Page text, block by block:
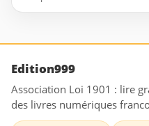
Edition999
Association Loi 1901 : lire
des livres numériques